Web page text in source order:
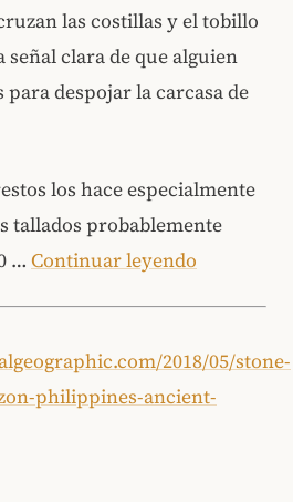
las costillas y el tobillo
clara de que alguien
despojar la carcasa de
los hace especialmente
tallados probablemente
… Continuar leyendo
2018/05/stone-
philippines-ancient-